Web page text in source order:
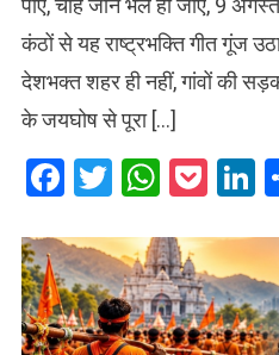
पाए, चाहे जान भले ही जाए, 9
कंठों से यह राष्ट्रभक्ति गीत गूंज
देशभक्त शहर ही नहीं, गांवों की
के जयघोष से पूरा […]
Facebook
Twitter